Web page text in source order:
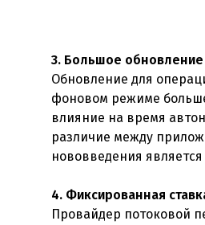
3. Большое обновление
Обновление для
фоновом режиме
влияние на время
различие между
нововведения является
4. Фиксированная
Провайдер потоковой